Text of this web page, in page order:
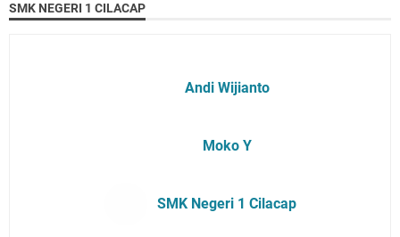
SMK NEGERI 1 CILACAP
Andi Wijianto
Moko Y
SMK Negeri 1 Cilacap